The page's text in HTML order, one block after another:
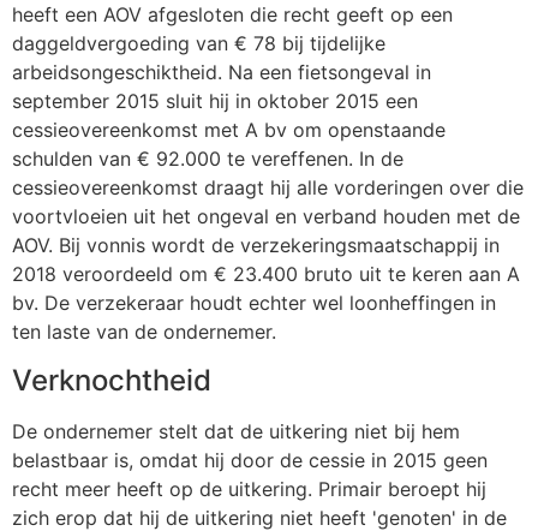
heeft een AOV afgesloten die recht geeft op een
daggeldvergoeding van € 78 bij tijdelijke
arbeidsongeschiktheid. Na een fietsongeval in
september 2015 sluit hij in oktober 2015 een
cessieovereenkomst met A bv om openstaande
schulden van € 92.000 te vereffenen. In de
cessieovereenkomst draagt hij alle vorderingen over die
voortvloeien uit het ongeval en verband houden met de
AOV. Bij vonnis wordt de verzekeringsmaatschappij in
2018 veroordeeld om € 23.400 bruto uit te keren aan A
bv. De verzekeraar houdt echter wel loonheffingen in
ten laste van de ondernemer.
Verknochtheid
De ondernemer stelt dat de uitkering niet bij hem
belastbaar is, omdat hij door de cessie in 2015 geen
recht meer heeft op de uitkering. Primair beroept hij
zich erop dat hij de uitkering niet heeft 'genoten' in de